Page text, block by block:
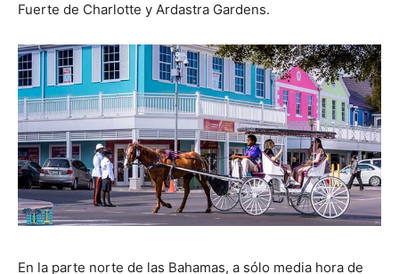
Fuerte de Charlotte y Ardastra Gardens.
En la parte norte de las Bahamas, a sólo media hora de